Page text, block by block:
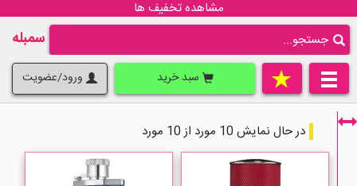
مشاهده تخفیف ها
سمبله
سبد خرید ورود/عضویت
در حال نمایش 10 مورد از 10 مورد